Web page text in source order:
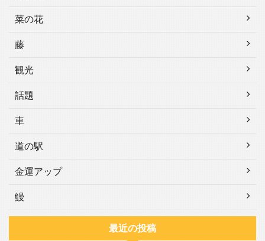
菜の花
藤
観光
話題
車
道の駅
金運アップ
鰻
最近の投稿